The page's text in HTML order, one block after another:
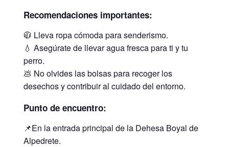
Recomendaciones importantes:
🧥 Lleva ropa cómoda para senderismo.
💧 Asegúrate de llevar agua fresca para ti y tu
perro.
💩 No olvides las bolsas para recoger los
desechos y contribuir al cuidado del entorno.
Punto de encuentro:
📌En la entrada principal de la Dehesa Boyal de
Alpedrete.